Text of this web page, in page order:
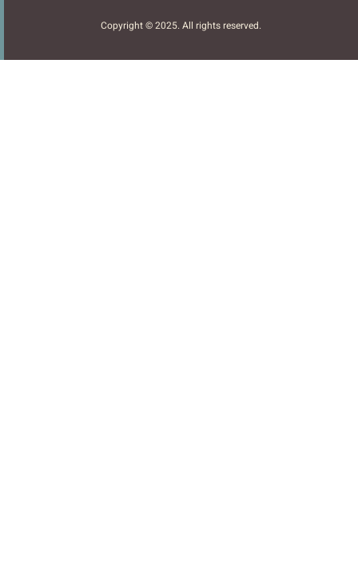
Copyright © 2025. All rights reserved.